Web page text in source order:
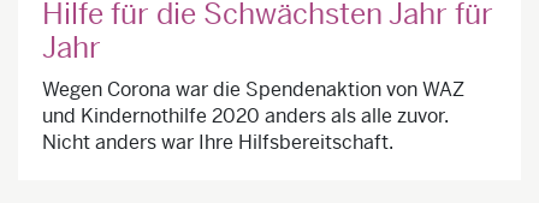
Hilfe für die Schwächsten Jahr für
Jahr
Wegen Corona war die Spendenaktion von WAZ
und Kindernothilfe 2020 anders als alle zuvor.
Nicht anders war Ihre Hilfsbereitschaft.